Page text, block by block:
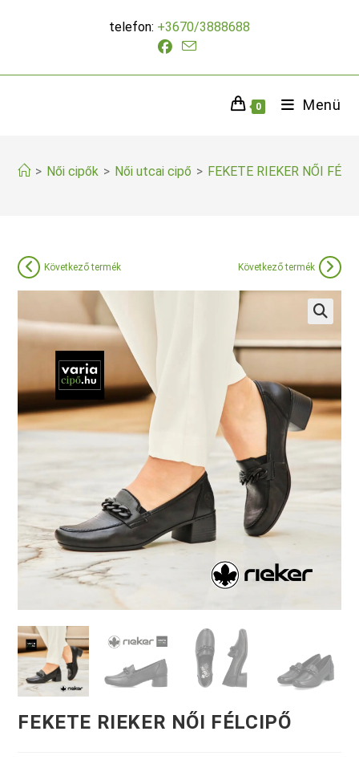
telefon: +3670/3888688
0 Menü
> Női cipők > Női utcai cipő > FEKETE RIEKER NŐI
Következő termék Következő termék
FEKETE RIEKER NŐI FÉLCIPŐ